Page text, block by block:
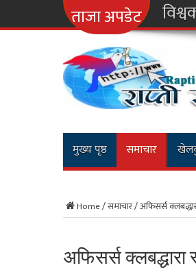
ताजा अपडेट
मुख्य पृष्ठ समाचार
Home/समाचार/अफिसर्स
अफिसर्स क्लबद्धारा